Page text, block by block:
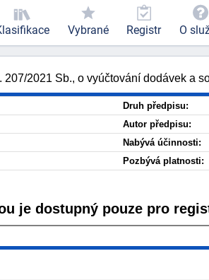
2021 Sb., o vyúčtování dodávek a
Druh předpisu:
Autor předpisu:
Nabývá účinnosti:
Pozbývá platnosti:
je dostupný pouze pro
Vybrané Registr O